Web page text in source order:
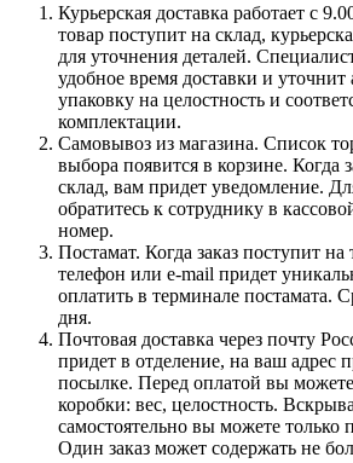
Курьерская доставка работает с
товар поступит на склад,
для уточнения деталей.
удобное время доставки и
упаковку на целостность и
комплектации.
Самовывоз из магазина. Список
выбора появится в корзине. Когда
склад, вам придет уведомление.
обратитесь к сотруднику в
номер.
Постамат. Когда заказ поступит на
телефон или e-mail придет
оплатить в терминале постамата.
дня.
Почтовая доставка через почту
придет в отделение, на ваш адрес
посылке. Перед оплатой вы
коробки: вес, целостность.
самостоятельно вы можете только
Один заказ может содержать не